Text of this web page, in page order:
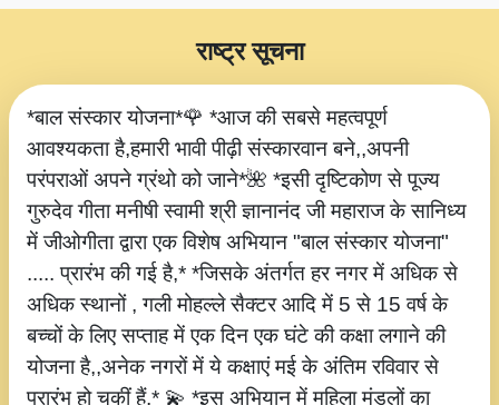
*बाल संस्कार योजना*🌹 *आज की सबसे महत्वपूर्ण
आवश्यकता है,हमारी भावी पीढ़ी संस्कारवान बने,,अपनी
परंपराओं अपने ग्रंथो को जाने*🌺 *इसी दृष्टिकोण से पूज्य
गुरुदेव गीता मनीषी स्वामी श्री ज्ञानानंद जी महाराज के सानिध्य
में जीओगीता द्वारा एक विशेष अभियान "बाल संस्कार योजना"
..... प्रारंभ की गई है,* *जिसके अंतर्गत हर नगर में अधिक से
अधिक स्थानों , गली मोहल्ले सैक्टर आदि में 5 से 15 वर्ष के
बच्चों के लिए सप्ताह में एक दिन एक घंटे की कक्षा लगाने की
योजना है,,अनेक नगरों में ये कक्षाएं मई के अंतिम रविवार से
प्रारंभ हो चुकीं हैं,* 💫 *इस अभियान में महिला मंडलों का
राष्ट्र सूचना